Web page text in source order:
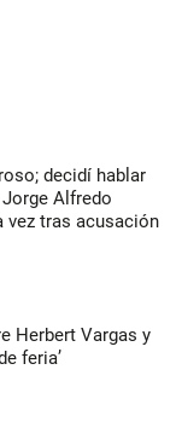
decidí hablar
Alfredo
vez tras acusación
Herbert Vargas y
feria’